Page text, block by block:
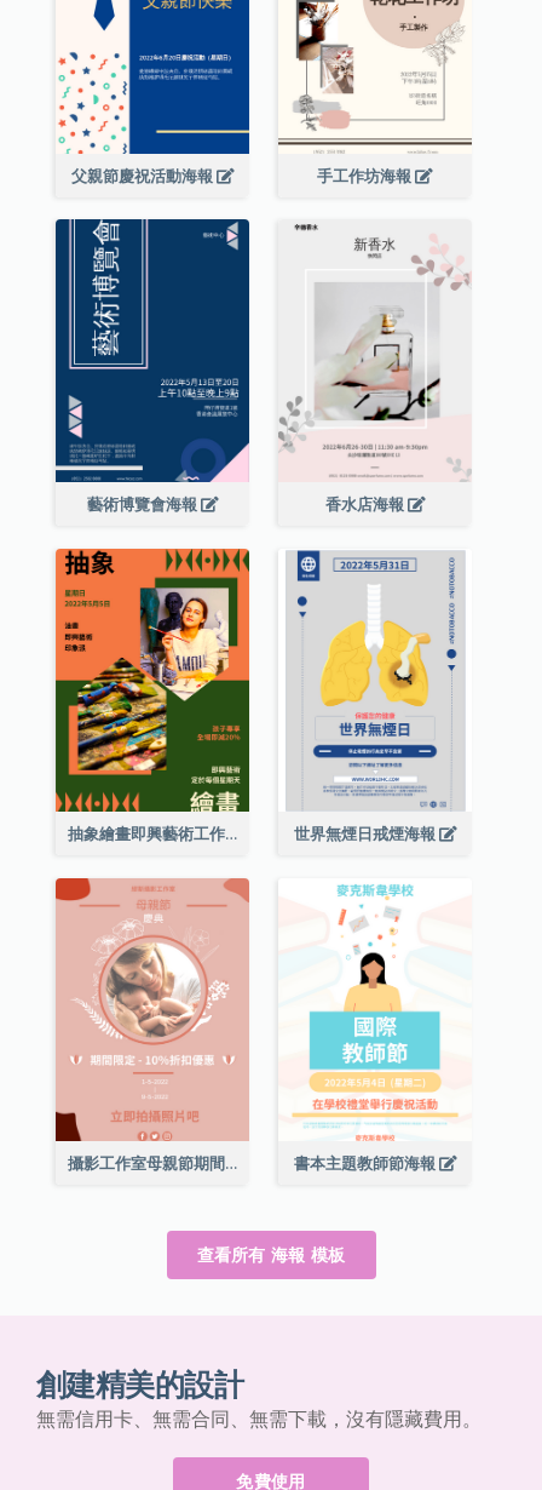
父親節慶祝活動海報 手工作坊海報
藝術博覽會海報 香水店海報
抽象繪畫即興藝術工作坊海報 世界無煙日戒煙海報
攝影工作室母親節期間限定優惠宣傳海報 書本主題教師節海報
查看所有 海報 模板
創建精美的設計
無需信用卡、無需合同、無需下載，沒有隱藏費用。
免費使用